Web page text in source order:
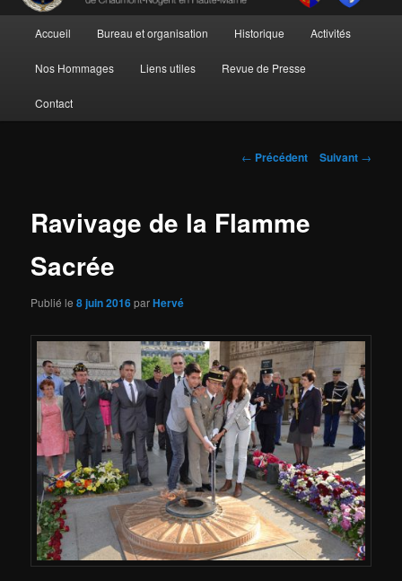
principal
Accueil Bureau et organisation Historique Activités
Nos Hommages Liens utiles Revue de Presse
Contact
Navigation
← Précédent Suivant →
Ravivage de la Flamme
Sacrée
Publié le8 juin 2016parHervé